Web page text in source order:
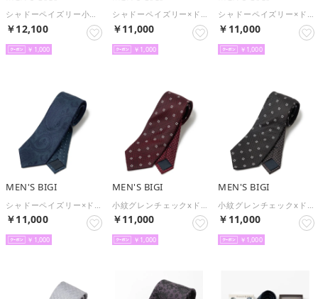
シャドーペイズリー小紋柄xピンドット柄クレリックタイ （ネイビー）
￥12,100
￥1,000
シャドーペイズリー×ドット柄シルクネクタイ （パープル）
￥11,000
￥1,000
シャドーペイズリー×ドット柄シルクネクタイ （ブルー）
￥11,000
￥1,000
MEN'S BIGI
￥11,000
￥1,000
MEN'S BIGI
￥11,000
￥1,000
MEN'S BIGI
￥11,000
￥1,000